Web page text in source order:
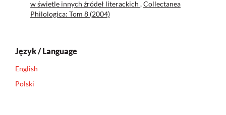
w świetle innych źródeł literackich ,Collectanea
Philologica: Tom 8 (2004)
Język / Language
English
Polski